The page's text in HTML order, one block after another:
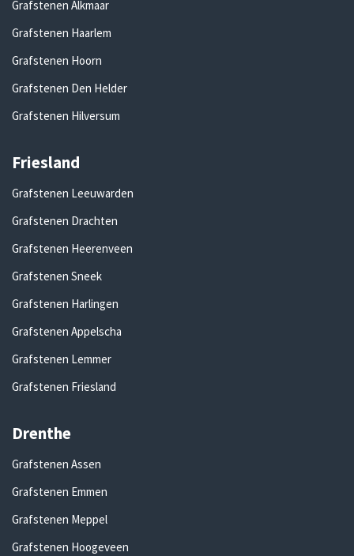
Grafstenen Alkmaar
Grafstenen Haarlem
Grafstenen Hoorn
Grafstenen Den Helder
Grafstenen Hilversum
Friesland
Grafstenen Leeuwarden
Grafstenen Drachten
Grafstenen Heerenveen
Grafstenen Sneek
Grafstenen Harlingen
Grafstenen Appelscha
Grafstenen Lemmer
Grafstenen Friesland
Drenthe
Grafstenen Assen
Grafstenen Emmen
Grafstenen Meppel
Grafstenen Hoogeveen